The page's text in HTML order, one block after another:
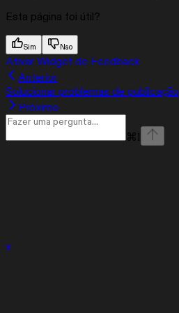
Esta página foi útil?
Sim Nao
Ativar Widget de Feedback
Anterior
Solucionar problemas de publicação
Próximo
⌘ I
x